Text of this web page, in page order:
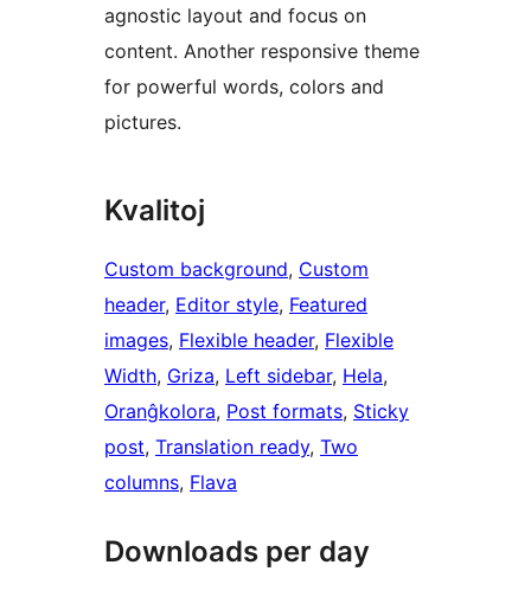
agnostic layout and focus on
content. Another responsive theme
for powerful words, colors and
pictures.
Kvalitoj
Custom background, Custom
header, Editor style, Featured
images, Flexible header, Flexible
Width, Griza, Left sidebar, Hela
Oranĝkolora, Post formats, Sticky
post, Translation ready, Two
columns, Flava
Downloads per day